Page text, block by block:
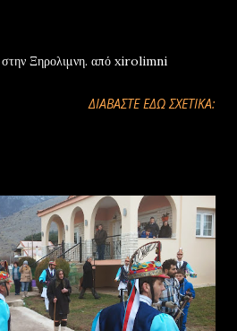
Ξηρολιμνη. από xirolimni
ΔΙΑΒΑΣΤΕ ΕΔΩ ΣΧΕΤΙΚΑ: